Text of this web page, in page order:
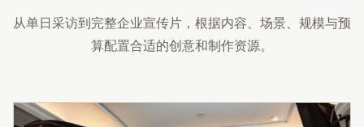
从单日采访到完整企业宣传片，根据内容、场景、规模与预
算配置合适的创意和制作资源。